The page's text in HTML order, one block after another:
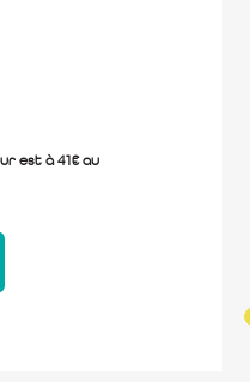
est à 41€ au